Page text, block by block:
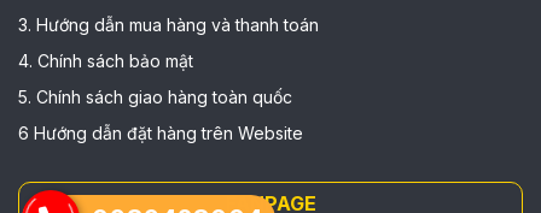
3. Hướng dẫn mua hàng và thanh toán
4. Chính sách bảo mật
5. Chính sách giao hàng toàn quốc
6 Hướng dẫn đặt hàng trên Website
FANPAGE